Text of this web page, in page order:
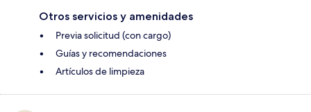
Otros servicios y amenidades
Previa solicitud (con cargo)
Guías y recomendaciones
Artículos de limpieza